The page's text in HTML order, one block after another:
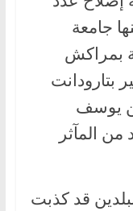
جامعة
بمراكش
بتارودانت
يوسف
المآثر
قد كذبت